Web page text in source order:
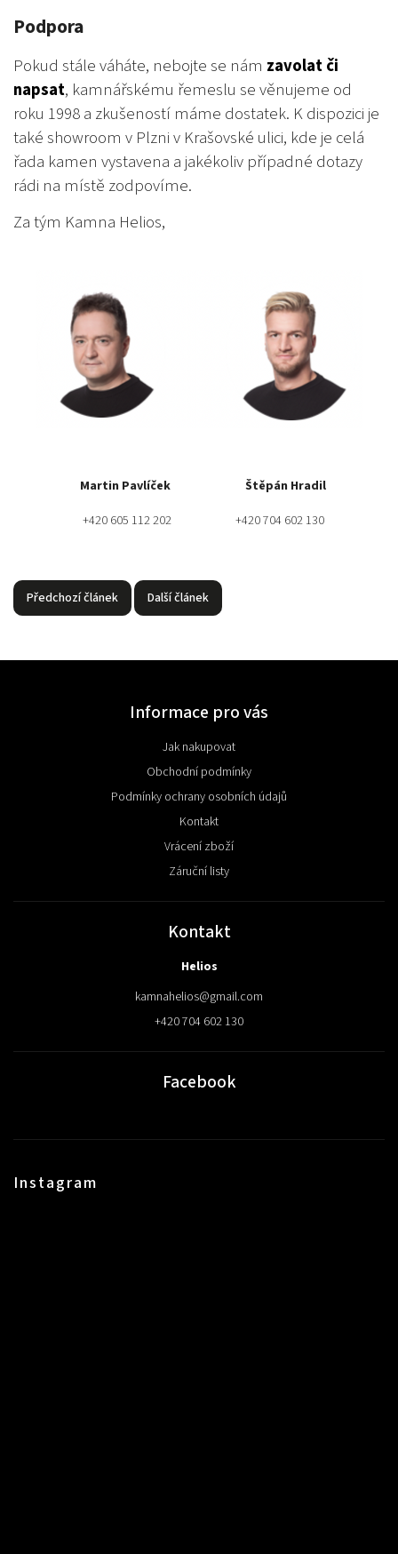
Podpora
Pokud stále váháte, nebojte se nám zavolat či
napsat, kamnářskému řemeslu se věnujeme od
roku 1998 a zkušeností máme dostatek. K dispozici je
také showroom v Plzni v Krašovské ulici, kde je celá
řada kamen vystavena a jakékoliv případné dotazy
rádi na místě zodpovíme.
Za tým Kamna Helios,
Martin Pavlíček Štěpán Hradil
+420 605 112 202 +420 704 602 130
Předchozí článek Další článek
Informace pro vás
Jak nakupovat
Obchodní podmínky
Podmínky ochrany osobních údajů
Kontakt
Vrácení zboží
Záruční listy
Kontakt
Helios
kamnahelios@gmail.com
+420 704 602 130
Facebook
Instagram